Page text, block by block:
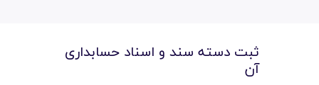
ثبت دسته سند و اسناد حسابداری
آن